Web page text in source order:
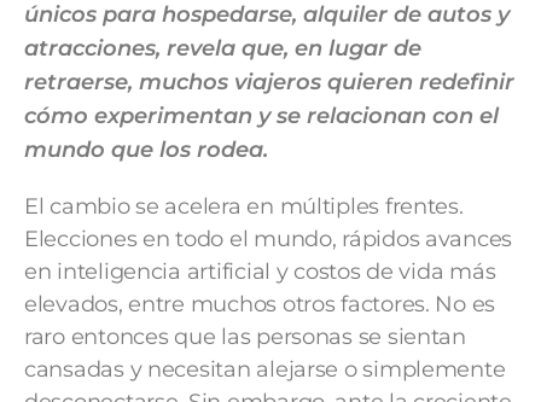
únicos para hospedarse, alquiler de autos y
atracciones, revela que, en lugar de
retraerse, muchos viajeros quieren redefinir
cómo experimentan y se relacionan con el
mundo que los rodea.
El cambio se acelera en múltiples frentes.
Elecciones en todo el mundo, rápidos avances
en inteligencia artificial y costos de vida más
elevados, entre muchos otros factores. No es
raro entonces que las personas se sientan
cansadas y necesitan alejarse o simplemente